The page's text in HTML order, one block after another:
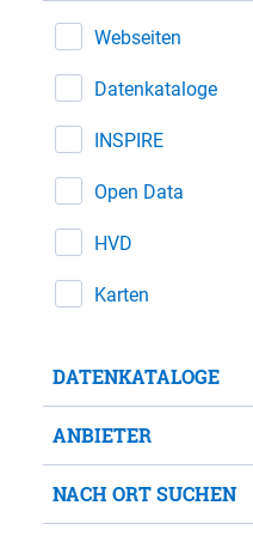
Webseiten
Datenkataloge
INSPIRE
Open Data
HVD
Karten
DATENKATALOGE
ANBIETER
NACH ORT SUCHEN